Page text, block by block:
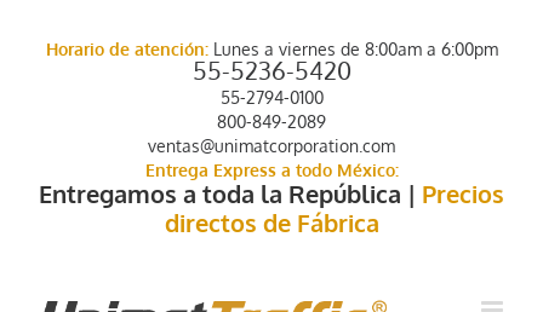
contenidoHorario de atención:Lunes a viernes de 8:00am a 6:00pm
55-5236-5420
55-2794-0100
800-849-2089
ventas@unimatcorporation.com
Entrega Express a todo México:
Entregamos a toda la República | Precios
directos de Fábrica